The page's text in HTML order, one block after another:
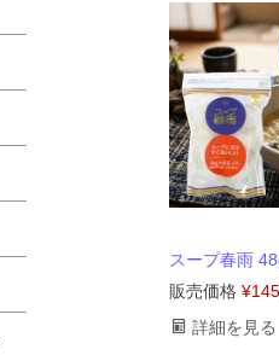
スープ春雨
販売価格 ¥145
詳細を見る